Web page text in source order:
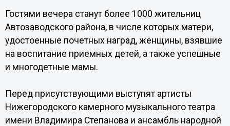
Гостями вечера станут более 1000 жительниц
Автозаводского района, в числе которых матери,
удостоенные почетных наград, женщины, взявшие
на воспитание приемных детей, а также успешные
и многодетные мамы.
Перед присутствующими выступят артисты
Нижегородского камерного музыкального театра
имени Владимира Степанова и ансамбль народной